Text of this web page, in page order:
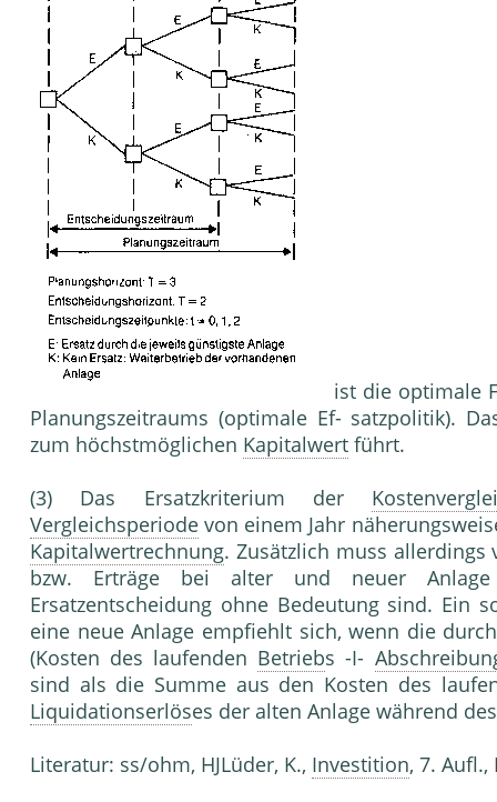
ist die optimale
Planungszeitraums (optimale Ef- satzpolitik).
zum höchstmöglichen Kapitalwert führt.
(3) Das Ersatzkriterium der
Vergleichsperiode von einem Jahr
Kapitalwertrechnung. Zusätzlich muss
bzw. Erträge bei alter und neuer
Ersatzentscheidung ohne Bedeutung sind. Ein
eine neue Anlage empfiehlt sich, wenn die
(Kosten des laufenden Betriebs -I-
sind als die Summe aus den Kosten des
Liquidationserlöses der alten Anlage während
Literatur: ss/ohm, HJLüder, K., Investition, 7.